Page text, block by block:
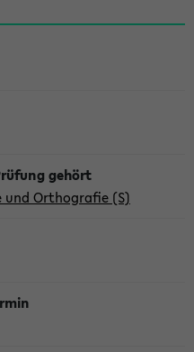
und Orthografie (S)